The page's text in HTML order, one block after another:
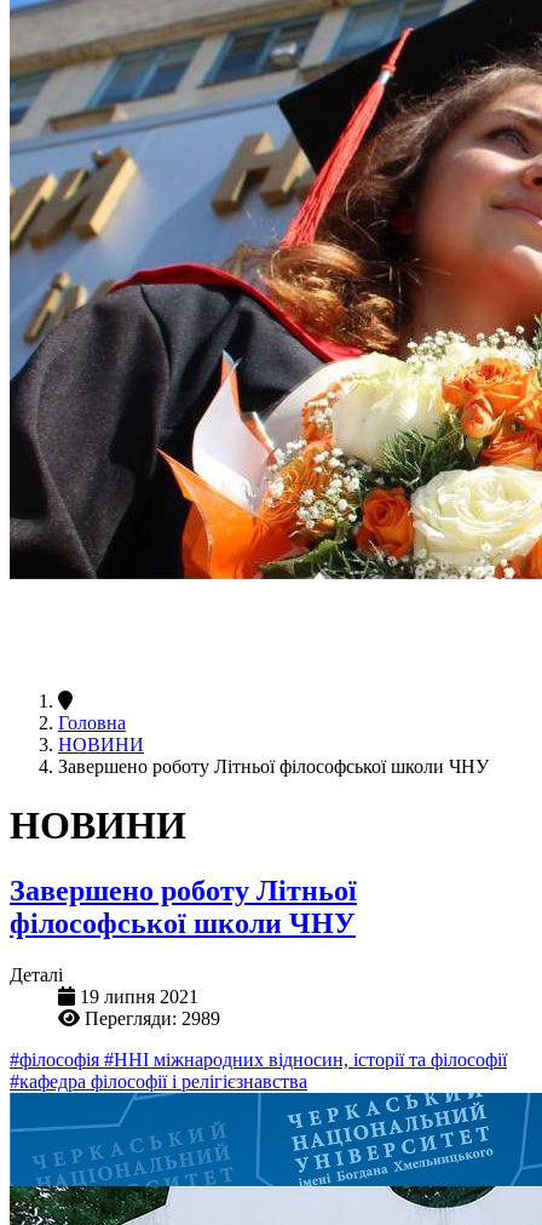
Головна
НОВИНИ
Завершено роботу Літньої філософської школи ЧНУ
НОВИНИ
Завершено роботу Літньої
філософської школи ЧНУ
Деталі
19 липня 2021
Перегляди: 2989
#філософія #ННІ міжнародних відносин, історії та філософії
#кафедра філософії і релігієзнавства